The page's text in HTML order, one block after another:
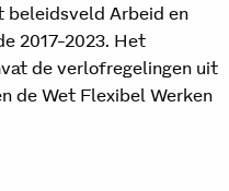
beleidsveld Arbeid en
2017-2023. Het
de verlofregelingen uit
de Wet Flexibel Werken